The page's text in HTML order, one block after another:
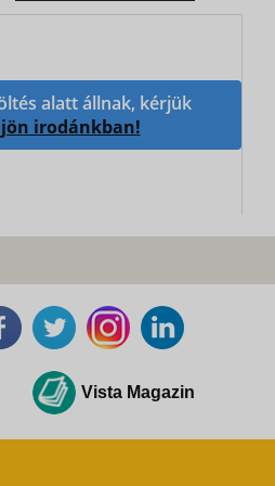
alatt állnak, kérjük
irodánkban!
Vista Magazin